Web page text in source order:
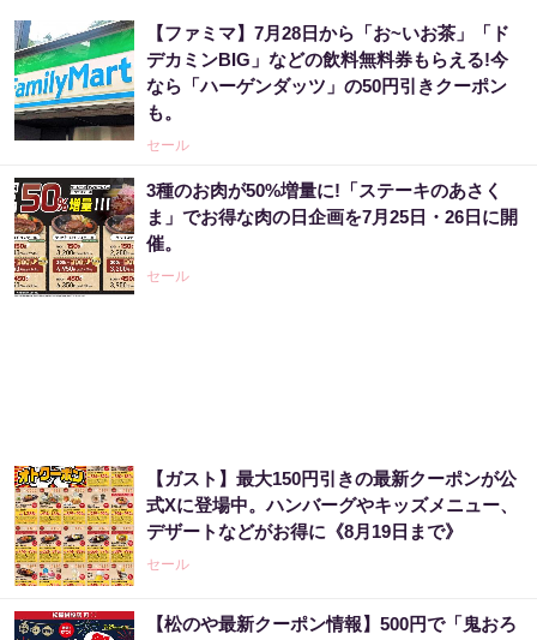
【ファミマ】7月28日から「お~いお茶」「ド
デカミンBIG」などの飲料無料券もらえる!今
なら「ハーゲンダッツ」の50円引きクーポン
も。
セール
3種のお肉が50%増量に!「ステーキのあさく
ま」でお得な肉の日企画を7月25日・26日に開
催。
セール
【ガスト】最大150円引きの最新クーポンが公
式Xに登場中。ハンバーグやキッズメニュー、
デザートなどがお得に《8月19日まで》
セール
【松のや最新クーポン情報】500円で「鬼おろ